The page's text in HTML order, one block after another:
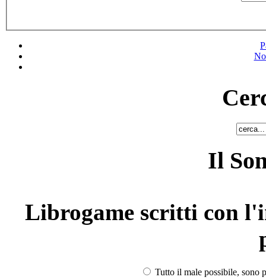
Il
Librogame scritti con
Tutto il male possibile, sono